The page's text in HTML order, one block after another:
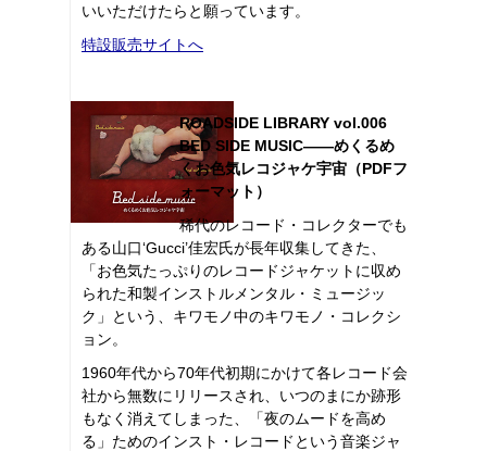
いいただけたらと願っています。
特設販売サイトへ
ROADSIDE LIBRARY vol.006
BED SIDE MUSIC――めくるめ
くお色気レコジャケ宇宙（PDFフ
ォーマット）
稀代のレコード・コレクターでも
ある山口‘Gucci’佳宏氏が長年収集してきた、
「お色気たっぷりのレコードジャケットに収め
られた和製インストルメンタル・ミュージッ
ク」という、キワモノ中のキワモノ・コレクシ
ョン。
1960年代から70年代初期にかけて各レコード会
社から無数にリリースされ、いつのまにか跡形
もなく消えてしまった、「夜のムードを高め
る」ためのインスト・レコードという音楽ジャ